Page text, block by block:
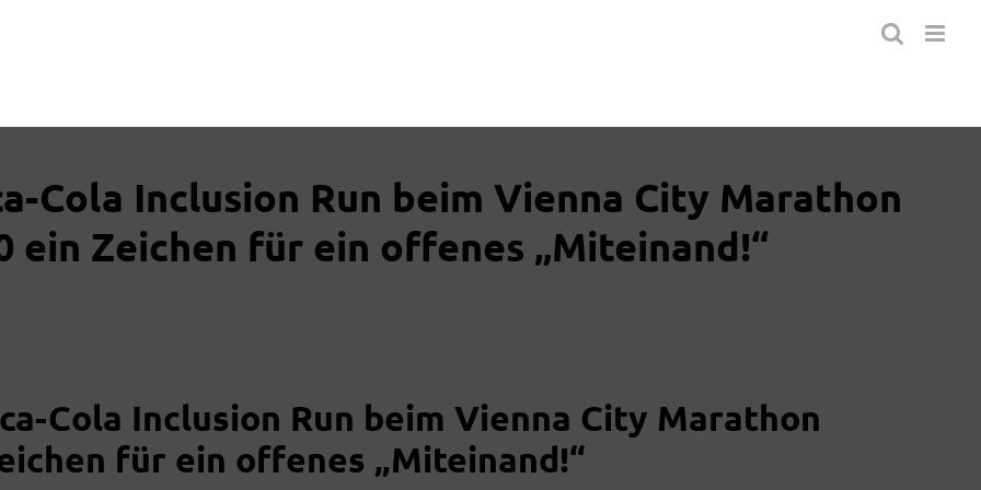
Cola Inclusion Run beim Vienna City Marathon
ein Zeichen für ein offenes „Miteinand!“
Cola Inclusion Run beim Vienna City Marathon
für ein offenes „Miteinand!“